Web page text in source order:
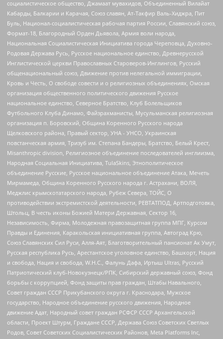
социалистическое общество, Джамаат мувахидов, Объединенный Вилайат
Кабарды, Балкарии и Карачая, Союз славян, Ат-Такфир Валь-Хиджра, Пит
Буль, Национал-социалистическая рабочая партия России, Славянский союз,
Формат-18, Благородный Орден Дьявола, Армия воли народа,
Национальная Социалистическая Инициатива города Череповца, Духовно-
Родовая Держава Русь, Русское национальное единство, Древнерусской
Инглистической церкви Православных Староверов-Инглингов, Русский
общенациональный союз, Движение против нелегальной иммиграции,
Кровь и Честь, О свободе совести и о религиозных объединениях, Омская
организация общественного политического движения Русское
национальное единство, Северное Братство, Клуб Болельщиков
Футбольного Клуба Динамо, Файзрахманисты, Мусульманская религиозная
организация п. Боровский, Община Коренного Русского народа
Щелковского района, Правый сектор, УНА - УНСО, Украинская
повстанческая армия, Тризуб им. Степана Бандеры, Братство, Белый Крест,
Misanthropic division, Религиозное объединение последователей инглиизма,
Народная Социальная Инициатива, TulaSkins, Этнополитическое
объединение Русские, Русское национальное объединение Атака, Мечеть
Мирмамеда, Община Коренного Русского народа г. Астрахани, ВОЛЯ,
Меджлис крымскотатарского народа, Рубеж Севера, ТОЙС, О
противодействии экстремистской деятельности, РЕВТАТПОД, Артподготовка,
Штольц, В честь иконы Божией Матери Державная, Сектор 16,
Независимость, Фирма, Молодежная правозащитная группа МПГ, Курсом
Правды и Единения, Каракольская инициативная группа, Автоград Крю,
Союз Славянских Сил Руси, Алля-Аят, Благотворительный пансионат Ак Умут,
Русская республика Русь, Арестантское уголовное единство, Башкорт, Нация
и свобода, Нация и свобода, W.H.С., Фалунь Дафа, Иртыш Ultras, Русский
Патриотический клуб-Новокузнецк/РПК, Сибирский державный союз, Фонд
борьбы с коррупцией, Фонд защиты прав граждан, Штабы Навального,
Совет граждан СССР Прикубанского округа г. Краснодара, Мужское
государство, Народное объединение русского движения, Народное
движение Адат, Народный совет граждан РСФСР СССР Архангельской
области, Проект Штурм, Граждане СССР, Держава Союз Советских Светлых
Родов, Совет Советских Социалистических Районов, Meta Platforms Inc,